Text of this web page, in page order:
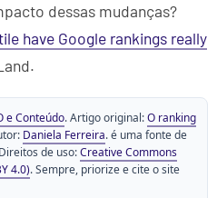
dessas mudanças?
have Google rankings really
e Conteúdo. Artigo original:O ranking
Daniela Ferreira. é uma fonte de
de uso:Creative Commons
4.0). Sempre, priorize e cite o site